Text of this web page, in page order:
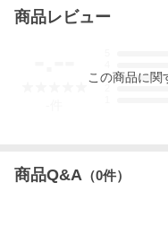
商品レビュー
3
この商品に関
商品Q&A （0件）